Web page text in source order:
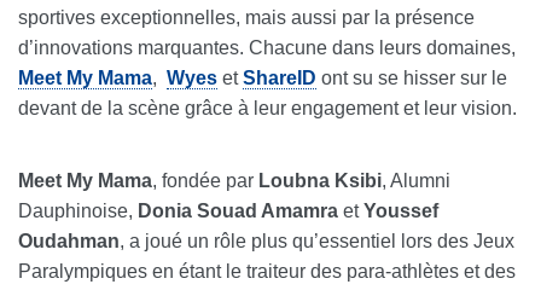
sportives exceptionnelles, mais aussi par la présence
d’innovations marquantes. Chacune dans leurs domaines,
Meet My Mama, Wyes et ShareID ont su se hisser sur le
devant de la scène grâce à leur engagement et leur vision.
Meet My Mama, fondée par Loubna Ksibi, Alumni
Dauphinoise, Donia Souad Amamra etYoussef
Oudahman, a joué un rôle plus qu’essentiel lors des Jeux
Paralympiques en étant le traiteur des para-athlètes et des